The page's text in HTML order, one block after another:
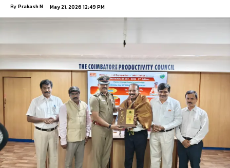
By Prakash N May 21, 2026 12:49 PM